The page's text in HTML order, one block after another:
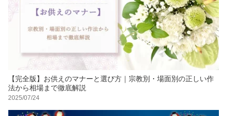
【完全版】お供えのマナーと選び方｜宗教別・場面別の正しい作
法から相場まで徹底解説
2025/07/24